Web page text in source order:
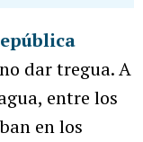
dar tregua. A
entre los
en los